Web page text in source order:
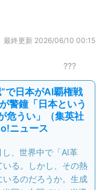
最終更新 2026/06/10 00:15
???
で日本がAI覇権戦
警鐘「日本という
危うい」（集英社
ニュース
、世界中で「AI革
る。しかし、その熱
るのだろうか。生成